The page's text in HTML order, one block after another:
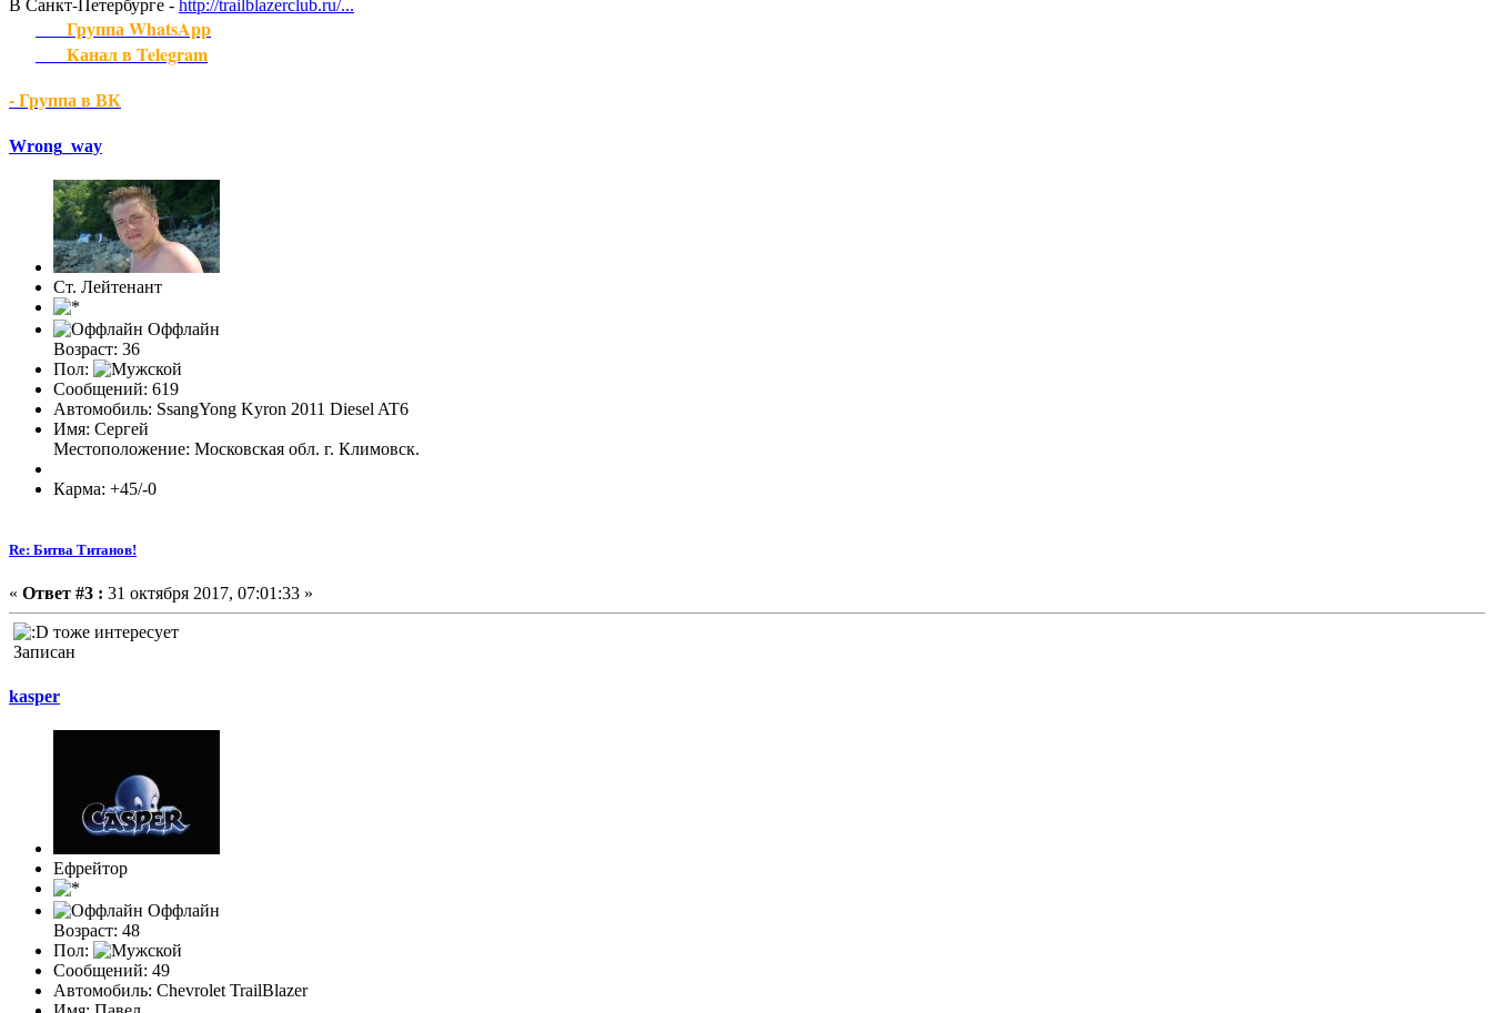
- http://trailblazerclub.ru/...
Группа WhatsApp
Канал в Telegram
- Группа в ВК
Wrong_way
Ст. Лейтенант
Оффлайн
Возраст: 36
Пол:
Сообщений: 619
Автомобиль: SsangYong Kyron 2011 Diesel AT6
Имя: Сергей
Местоположение: Московская обл. г. Климовск.
Карма: +45/-0
Re: Битва Титанов!
« Ответ #3 : 31 октября 2017, 07:01:33 »
тоже интересует
Записан
kasper
Ефрейтор
Оффлайн
Возраст: 48
Пол:
Сообщений: 49
Автомобиль: Chevrolet TrailBlazer